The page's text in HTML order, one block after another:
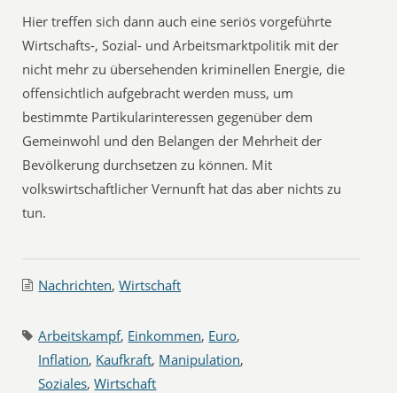
Hier treffen sich dann auch eine seriös vorgeführte
Wirtschafts-, Sozial- und Arbeitsmarktpolitik mit der
nicht mehr zu übersehenden kriminellen Energie, die
offensichtlich aufgebracht werden muss, um
bestimmte Partikularinteressen gegenüber dem
Gemeinwohl und den Belangen der Mehrheit der
Bevölkerung durchsetzen zu können. Mit
volkswirtschaftlicher Vernunft hat das aber nichts zu
tun.
Nachrichten,Wirtschaft
Arbeitskampf, Einkommen, Euro,
Inflation, Kaufkraft, Manipulation,
Soziales,Wirtschaft